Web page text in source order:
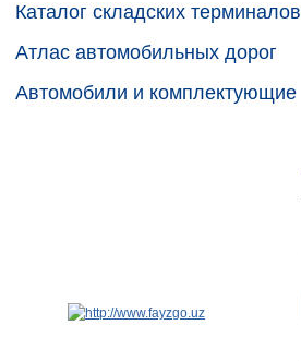
Каталог складских терминалов
Атлас автомобильных дорог
Автомобили и комплектующие